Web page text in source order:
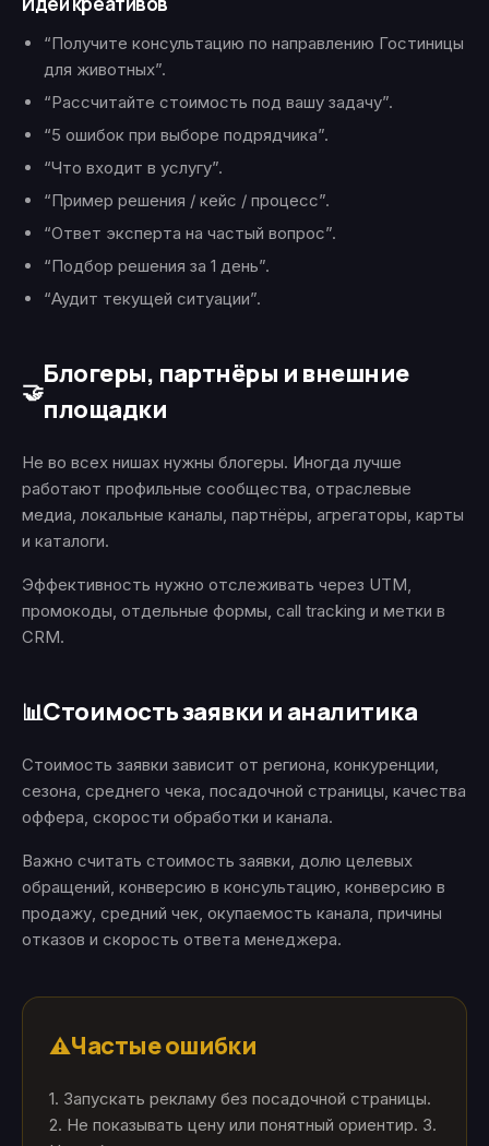
“Получите консультацию по направлению Гостиницы
для животных”.
“Рассчитайте стоимость под вашу задачу”.
“5 ошибок при выборе подрядчика”.
“Что входит в услугу”.
“Пример решения / кейс / процесс”.
“Ответ эксперта на частый вопрос”.
“Подбор решения за 1 день”.
“Аудит текущей ситуации”.
🤝
Блогеры, партнёры и внешние
площадки
Не во всех нишах нужны блогеры. Иногда лучше
работают профильные сообщества, отраслевые
медиа, локальные каналы, партнёры, агрегаторы, карты
и каталоги.
Эффективность нужно отслеживать через UTM,
промокоды, отдельные формы, call tracking и метки в
CRM.
📊Стоимость заявки и аналитика
Стоимость заявки зависит от региона, конкуренции,
сезона, среднего чека, посадочной страницы, качества
оффера, скорости обработки и канала.
Важно считать стоимость заявки, долю целевых
обращений, конверсию в консультацию, конверсию в
продажу, средний чек, окупаемость канала, причины
отказов и скорость ответа менеджера.
⚠️Частые ошибки
1. Запускать рекламу без посадочной страницы.
2. Не показывать цену или понятный ориентир. 3.